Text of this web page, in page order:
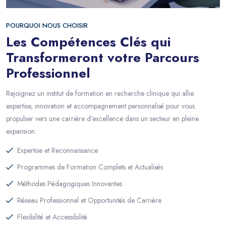
POURQUOI NOUS CHOISIR
Les Compétences Clés qui
Transformeront votre Parcours
Professionnel
Rejoignez un institut de formation en recherche clinique qui allie
expertise, innovation et accompagnement personnalisé pour vous
propulser vers une carrière d'excellence dans un secteur en pleine
expansion.
Expertise et Reconnaissance
Programmes de Formation Complets et Actualisés
Méthodes Pédagogiques Innovantes
Réseau Professionnel et Opportunités de Carrière
Flexibilité et Accessibilité